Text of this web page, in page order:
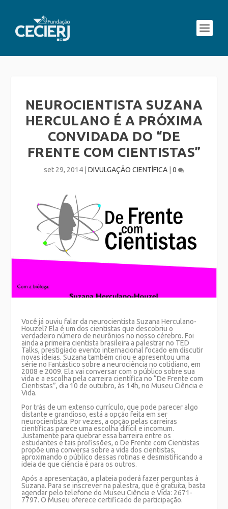
NEUROCIENTISTA SUZANA
HERCULANO É A PRÓXIMA
CONVIDADA DO “DE
FRENTE COM CIENTISTAS”
set 29, 2014 DIVULGAÇÃO CIENTÍFICA 0
Você já ouviu falar da neurocientista Suzana Herculano-
Houzel? Ela é um dos cientistas que descobriu o
verdadeiro número de neurônios no nosso cérebro. Foi
ainda a primeira cientista brasileira a palestrar no TED
Talks, prestigiado evento internacional focado em discutir
novas ideias.Suzana também criou e apresentou uma
série no Fantástico sobre a neurociência no cotidiano, em
2008 e 2009. Ela vai conversar com o público sobre sua
vida e a escolha pela carreira científica no “De Frente com
Cientistas”, dia 10 de outubro, às 14h, no Museu Ciência e
Vida.
Por trás de um extenso currículo, que pode parecer algo
distante e grandioso, está a opção feita em ser
neurocientista. Por vezes, a opção pelas carreiras
científicas parece uma escolha difícil e incomum.
Justamente para quebrar essa barreira entre os
estudantes e tais profissões, o De Frente com Cientistas
propõe uma conversa sobre a vida dos cientistas,
aproximando o público dessas rotinas e desmistificando a
ideia de que ciência é para os outros.
Após a apresentação, a plateia poderá fazer perguntas à
Suzana. Para se inscrever na palestra, que é gratuita, basta
agendar pelo telefone do Museu Ciência e Vida: 2671-
7797. O Museu oferece certificado de participação.